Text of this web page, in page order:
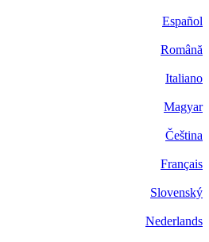
Español
Română
Italiano
Magyar
Čeština
Français
Slovenský
Nederlands